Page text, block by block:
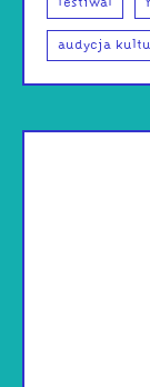
festiwal
audycja